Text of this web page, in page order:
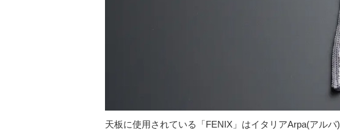
天板に使用されている「FENIX」はイタリアArpa(アル